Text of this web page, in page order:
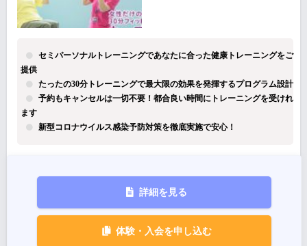
セミパーソナルトレーニングであなたに合った健康トレーニングをご
提供
たったの30分トレーニングで最大限の効果を発揮するプログラム設計
予約もキャンセルは一切不要！都合良い時間にトレーニングを受けれ
ます
新型コロナウイルス感染予防対策を徹底実施で安心！
詳細を見る
体験・入会を申し込む